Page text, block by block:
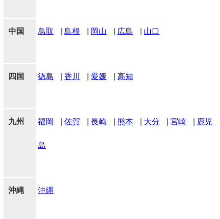
中国 鳥取 島根 岡山 広島 山口
四国 徳島 香川 愛媛 高知
九州 福岡 佐賀 長崎 熊本 大分 宮崎 鹿児
島
沖縄 沖縄